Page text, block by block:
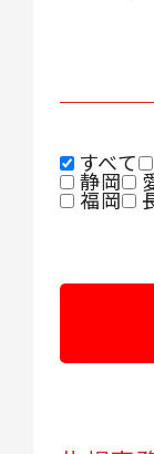
すべて
静岡
福岡